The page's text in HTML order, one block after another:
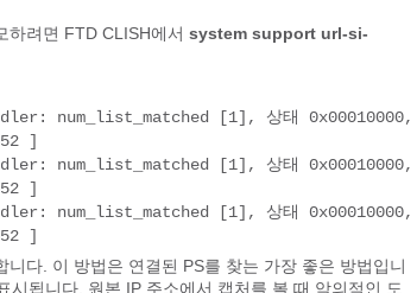
하려면 FTD CLISH에서 system support url-si-
num_list_matched [1], 상태 0x00010000,
]
num_list_matched [1], 상태 0x00010000,
]
num_list_matched [1], 상태 0x00010000,
]
다. 이 방법은 연결된 PS를 찾는 가장 좋은 방법입니
됩니다. 원본 IP 주소에서 캡처를 볼 때 악의적인 도